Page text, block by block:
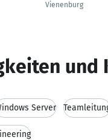
Vienenburg
und
Server